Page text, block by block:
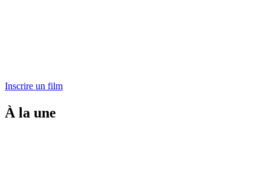
Inscrire un film
À la une